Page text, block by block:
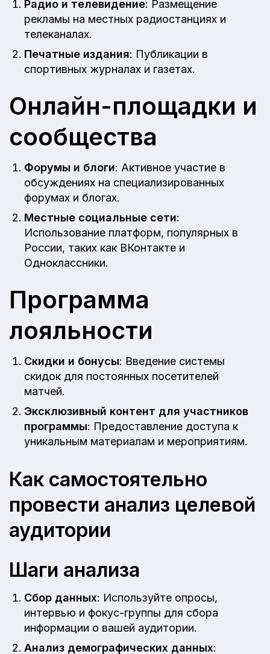
Радио и телевидение: Размещение
рекламы на местных радиостанциях и
телеканалах.
Печатные издания: Публикации в
спортивных журналах и газетах.
Онлайн-площадки и
сообщества
Форумы и блоги: Активное участие в
обсуждениях на специализированных
форумах и блогах.
Местные социальные сети:
Использование платформ, популярных в
России, таких как ВКонтакте и
Одноклассники.
Программа
лояльности
Скидки и бонусы: Введение системы
скидок для постоянных посетителей
матчей.
Эксклюзивный контент для участников
программы: Предоставление доступа к
уникальным материалам и мероприятиям.
Как самостоятельно
провести анализ целевой
аудитории
Шаги анализа
Сбор данных: Используйте опросы,
интервью и фокус-группы для сбора
информации о вашей аудитории.
Анализ демографических данных: